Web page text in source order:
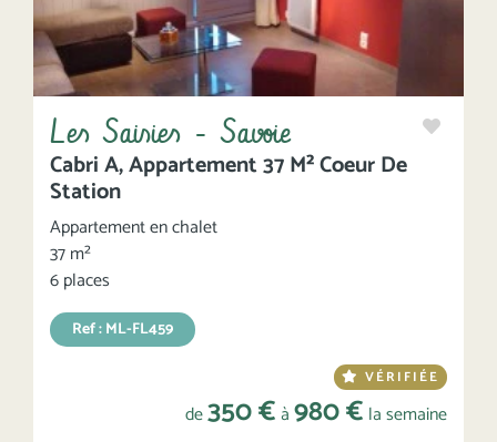
Les Saisies - Savoie
Cabri A, Appartement 37 M² Coeur De
Station
Appartement en chalet
37 m²
6 places
Ref : ML-FL459
VÉRIFIÉE
de350 €à980 € la semaine